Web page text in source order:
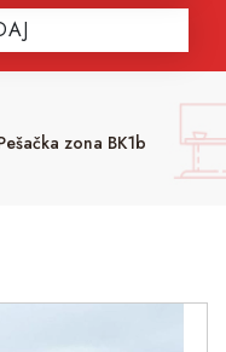
zona BK1b